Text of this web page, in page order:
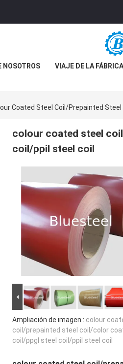
NOSOTROS VIAJE DE LA FÁBRICA
Coated Steel Coil/prepainted
colour coated steel
coil/ppil steel coil
Ampliación de imagen : colour
coil/prepainted steel coil/color
coil/ppgl steel coil/ppil steel coil